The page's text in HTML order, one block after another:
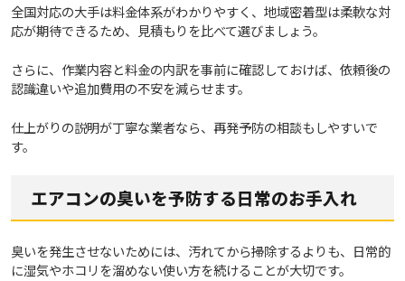
全国対応の大手は料金体系がわかりやすく、地域密着型は柔軟な対
応が期待できるため、見積もりを比べて選びましょう。
さらに、作業内容と料金の内訳を事前に確認しておけば、依頼後の
認識違いや追加費用の不安を減らせます。
仕上がりの説明が丁寧な業者なら、再発予防の相談もしやすいで
す。
エアコンの臭いを予防する日常のお手入れ
臭いを発生させないためには、汚れてから掃除するよりも、日常的
に湿気やホコリを溜めない使い方を続けることが大切です。